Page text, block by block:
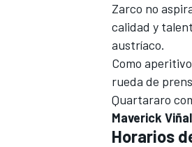
MÁS CATEGORÍAS
Zarco no
calidad y
austríaco.
Como
rueda de
Quartararo
Maverick
Horarios